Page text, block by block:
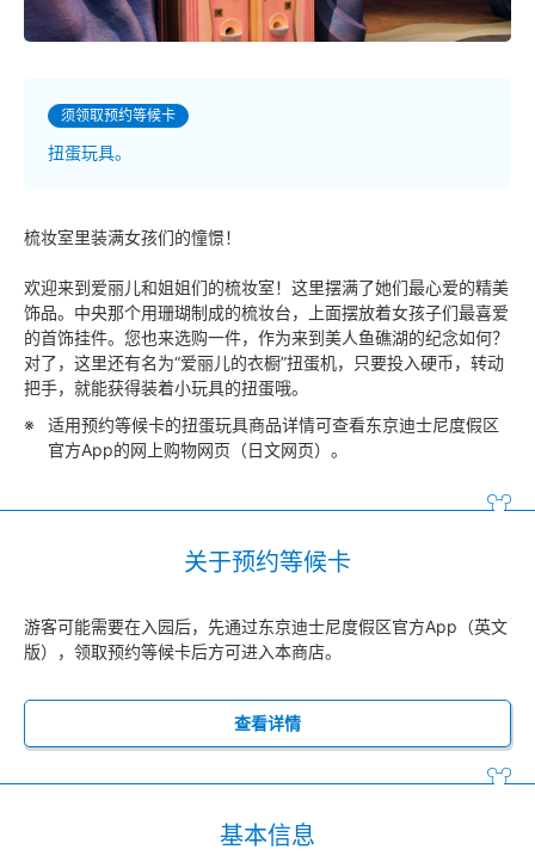
须领取预约等候卡
扭蛋玩具。
梳妆室里装满女孩们的憧憬！
欢迎来到爱丽儿和姐姐们的梳妆室！这里摆满了她们最心爱的精美
饰品。中央那个用珊瑚制成的梳妆台，上面摆放着女孩子们最喜爱
的首饰挂件。您也来选购一件，作为来到美人鱼礁湖的纪念如何？
对了，这里还有名为“爱丽儿的衣橱”扭蛋机，只要投入硬币，转动
把手，就能获得装着小玩具的扭蛋哦。
适用预约等候卡的扭蛋玩具商品详情可查看东京迪士尼度假区
官方App的网上购物网页（日文网页）。
关于预约等候卡
游客可能需要在入园后，先通过东京迪士尼度假区官方App（英文
版），领取预约等候卡后方可进入本商店。
查看详情
基本信息